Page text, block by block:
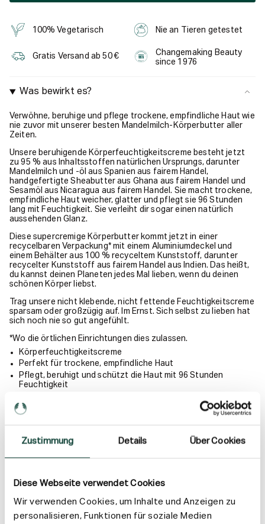
Zustimmung Details Über Cookies
Diese Webseite verwendet Cookies
Wir verwenden Cookies, um Inhalte und Anzeigen zu
personalisieren, Funktionen für soziale Medien
100% Vegetarisch Nie an Tieren getestet
Gratis Versand ab 50 €
Changemaking Beauty
since 1976
Was bewirkt es?
Verwöhne, beruhige und pflege trockene, empfindliche Haut wie
nie zuvor mit unserer besten Mandelmilch-Körperbutter aller
Zeiten.
Unsere beruhigende Körperfeuchtigkeitscreme besteht jetzt
zu 95 % aus Inhaltsstoffen natürlichen Ursprungs, darunter
Mandelmilch und -öl aus Spanien aus fairem Handel,
handgefertigte Sheabutter aus Ghana aus fairem Handel und
Sesamöl aus Nicaragua aus fairem Handel. Sie macht trockene,
empfindliche Haut weicher, glatter und pflegt sie 96 Stunden
lang mit Feuchtigkeit. Sie verleiht dir sogar einen natürlich
aussehenden Glanz.
Diese supercremige Körperbutter kommt jetzt in einer
recycelbaren Verpackung* mit einem Aluminiumdeckel und
einem Behälter aus 100 % recyceltem Kunststoff, darunter
recycelter Kunststoff aus fairem Handel aus Indien. Das heißt,
du kannst deinen Planeten jedes Mal lieben, wenn du deinen
schönen Körper liebst.
Trag unsere nicht klebende, nicht fettende Feuchtigkeitscreme
sparsam oder großzügig auf. Im Ernst. Sich selbst zu lieben hat
sich noch nie so gut angefühlt.
*Wo die örtlichen Einrichtungen dies zulassen.
Körperfeuchtigkeitscreme
Perfekt für trockene, empfindliche Haut
Pflegt, beruhigt und schützt die Haut mit 96 Stunden
Feuchtigkeit
Mit 95 % Inhaltsstoffen natürlichen Ursprungs
deinen Hauttyp zu finden.